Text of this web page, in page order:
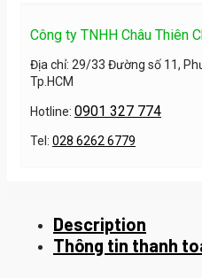
Công ty TNHH Châu Thiên
Địa chỉ: 29/33 Đường số 11,
Tp.HCM
Hotline: 0901 327 774
Tel: 028 6262 6779
Description
Thông tin thanh